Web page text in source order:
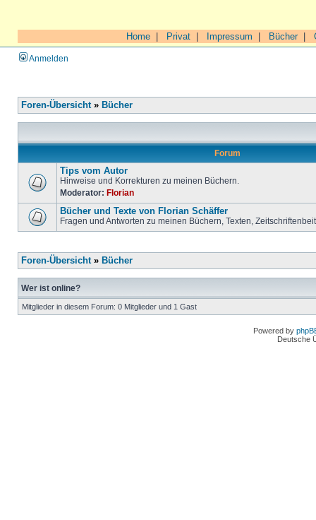
Home Privat Impressum Bücher|
Anmelden
Foren-Übersicht» Bücher
Forum
Tips vom Autor
Hinweise und Korrekturen zu meinen Büchern.
Moderator: Florian
Bücher und Texte von Florian Schäffer
Fragen und Antworten zu meinen Büchern, Texten,
Foren-Übersicht» Bücher
Wer ist online?
Mitglieder in diesem Forum: 0 Mitglieder und 1 Gast
Powered by
Deutsche